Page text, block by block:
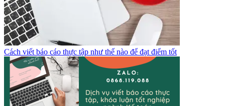
Cách viết báo cáo thực tập như thế nào để đạt điểm tốt